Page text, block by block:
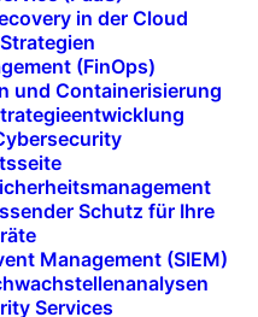
in der Cloud
(FinOps)
und Containerisierung
Schutz für Ihre
Management (SIEM)
Services
Für Teams
ist der Huddle Space
austauschen, Ideen
oder Pläne
die der Huddle
Er ermöglicht
sodass sich
ihren eigenen Geräten
können. Diese Art des